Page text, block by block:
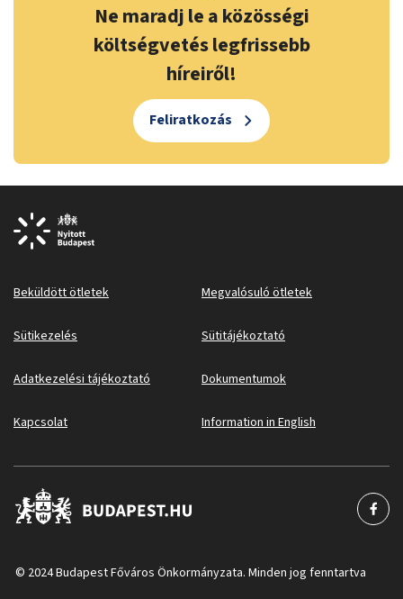
Ne maradj le a közösségi
költségvetés legfrissebb
híreiről!
Feliratkozás
Beküldött ötletek Megvalósuló ötletek
Sütikezelés Sütitájékoztató
Adatkezelési tájékoztató Dokumentumok
Kapcsolat Information in English
© 2024 Budapest Főváros Önkormányzata. Minden jog fenntartva